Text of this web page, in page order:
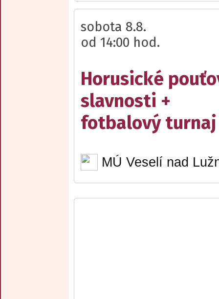
sobota 8.8.
od 14:00 hod.
Horusické
slavnosti +
fotbalový turnaj
MÚ Veselí nad